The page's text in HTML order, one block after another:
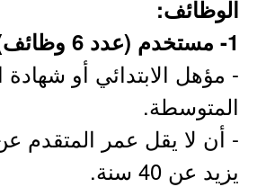
الوظائف:
1- مستخدم (عدد 6 وظائف):
- مؤهل الابتدائي أو شهادة
المتوسطة.
يزيد عن 40 سنة.